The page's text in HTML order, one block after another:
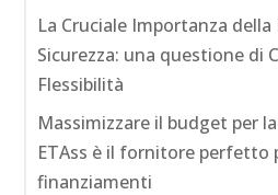
La Cruciale Importanza
Sicurezza: una questione di
Flessibilità
Massimizzare il budget per
ETAss è il fornitore perfetto
finanziamenti